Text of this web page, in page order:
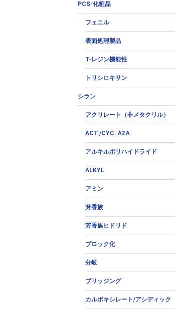
PCS-化粧品
フェニル
表面処理製品
T-レジン機能性
トリシロキサン
シラン
アクリレート（非メタクリル）
ACT./CYC. AZA
アルキルポリハイドライド
ALKYL
アミン
芳香族
芳香族ヒドリド
ブロック化
分岐
ブリッジング
カルボキシレート/アシディック